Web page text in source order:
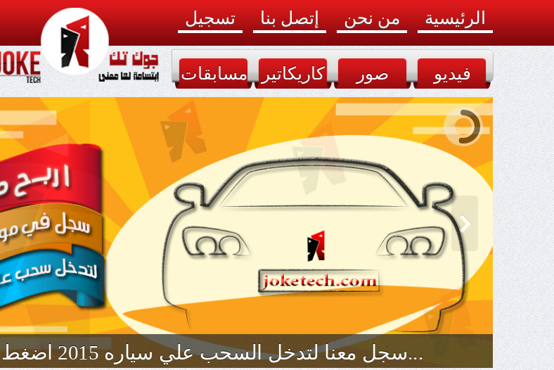
الرئيسية من نحن إتصل بنا تسجيل
فيديو صور كاريكاتير مسابقات
سجل معنا لتدخل السحب علي سياره 2015 اضغط هنا...